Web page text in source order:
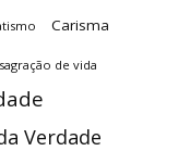
Carisma
de vida
Verdade